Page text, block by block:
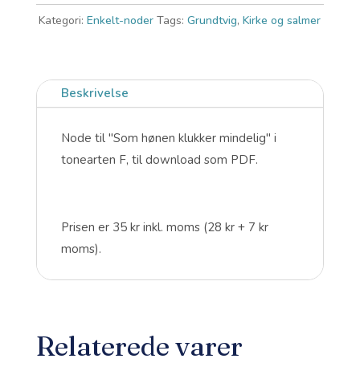
mindelig
(F)
til
antal
Kategori:Enkelt-noder Tags:Grundtvig,Kirke og salmer
Beskrivelse
Node til "Som hønen klukker mindelig" i
tonearten F, til download som PDF.
Prisen er 35 kr inkl. moms (28 kr + 7 kr
moms).
Relaterede varer